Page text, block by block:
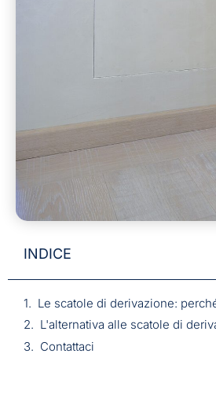
INDICE
Le scatole di derivazione:
L'alternativa alle scatole di
Contattaci